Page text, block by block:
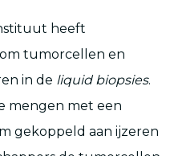
heeft
tumorcellen en
in de liquid biopsies.
mengen met een
gekoppeld aan ijzeren